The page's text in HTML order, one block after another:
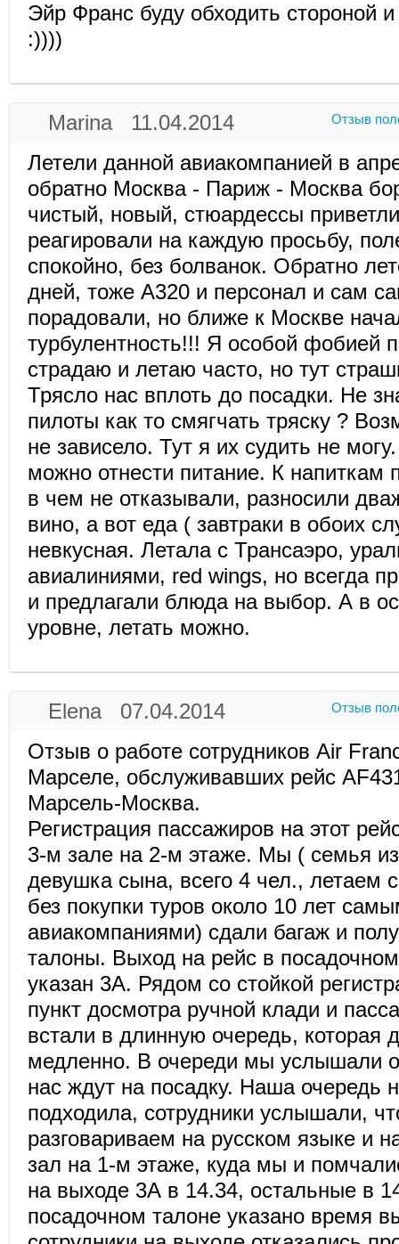
Эйр Франс буду обходить стороной
:))))
Marina 11.04.2014 Отзыв
Летели данной авиакомпанией в
обратно Москва - Париж - Москва
чистый, новый, стюардессы
реагировали на каждую просьбу,
спокойно, без болванок. Обратно
дней, тоже А320 и персонал и сам
порадовали, но ближе к Москве
турбулентность!!! Я особой фобией
страдаю и летаю часто, но тут
Трясло нас вплоть до посадки. Не
пилоты как то смягчать тряску ?
не зависело. Тут я их судить не
можно отнести питание. К напиткам
в чем не отказывали, разносили
вино, а вот еда ( завтраки в обоих
невкусная. Летала с Трансаэро,
авиалиниями, red wings, но всегда
и предлагали блюда на выбор. А в
уровне, летать можно.
Elena 07.04.2014 Отзыв
Отзыв о работе сотрудников Air
Марселе, обслуживавших рейс
Марсель-Москва.
Регистрация пассажиров на этот
3-м зале на 2-м этаже. Мы ( семья
девушка сына, всего 4 чел., летаем
без покупки туров около 10 лет
авиакомпаниями) сдали багаж и
талоны. Выход на рейс в
указан 3А. Рядом со стойкой
пункт досмотра ручной клади и
встали в длинную очередь, которая
медленно. В очереди мы услышали
нас ждут на посадку. Наша очередь
подходила, сотрудники услышали,
разговариваем на русском языке и
зал на 1-м этаже, куда мы и
на выходе 3А в 14.34, остальные в
посадочном талоне указано время